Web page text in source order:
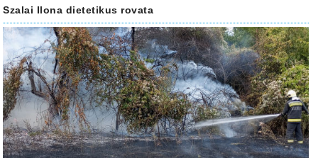
Szalai Ilona dietetikus rovata